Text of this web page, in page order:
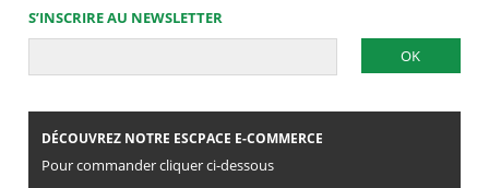
S’INSCRIRE AU NEWSLETTER
DÉCOUVREZ NOTRE ESCPACE E-COMMERCE
Pour commander cliquer ci-dessous